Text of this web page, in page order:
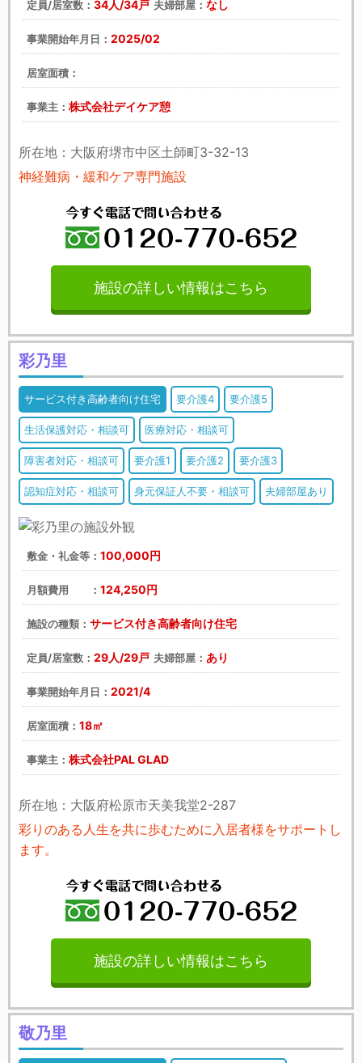
定員/居室数： 34人/34戸 夫婦部屋： なし
事業開始年月日： 2025/02
居室面積：
事業主： 株式会社デイケア憩
所在地：大阪府堺市中区土師町3-32-13
神経難病・緩和ケア専門施設
施設の詳しい情報はこちら
彩乃里
サービス付き高齢者向け住宅 要介護4 要介護5
生活保護対応・相談可 医療対応・相談可
障害者対応・相談可 要介護1 要介護2 要介護3
認知症対応・相談可 身元保証人不要・相談可 夫婦部屋あり
敷金・礼金等： 100,000円
月額費用 ： 124,250円
施設の種類： サービス付き高齢者向け住宅
定員/居室数： 29人/29戸 夫婦部屋： あり
事業開始年月日： 2021/4
居室面積： 18㎡
事業主： 株式会社PAL GLAD
所在地：大阪府松原市天美我堂2-287
彩りのある人生を共に歩むために入居者様をサポートし
ます。
施設の詳しい情報はこちら
敬乃里